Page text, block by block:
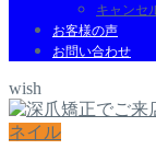
キャンセ
お客様の声
お問い合わせ
wish
ネイル